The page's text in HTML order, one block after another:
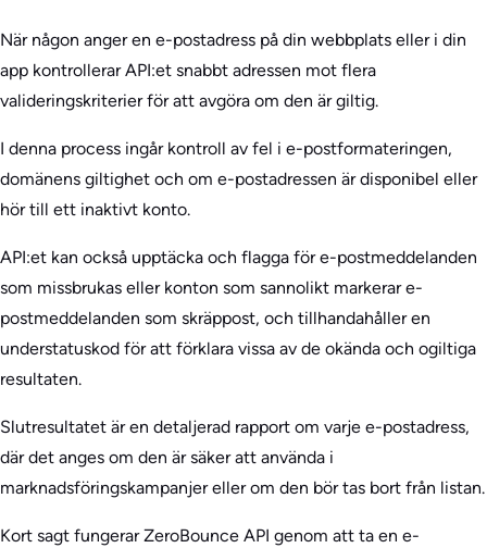
När någon anger en e-postadress på din webbplats eller i din
app kontrollerar API:et snabbt adressen mot flera
valideringskriterier för att avgöra om den är giltig.
I denna process ingår kontroll av fel i e-postformateringen,
domänens giltighet och om e-postadressen är disponibel eller
hör till ett inaktivt konto.
API:et kan också upptäcka och flagga för e-postmeddelanden
som missbrukas eller konton som sannolikt markerar e-
postmeddelanden som skräppost, och tillhandahåller en
understatuskod för att förklara vissa av de okända och ogiltiga
resultaten.
Slutresultatet är en detaljerad rapport om varje e-postadress,
där det anges om den är säker att använda i
marknadsföringskampanjer eller om den bör tas bort från listan.
Kort sagt fungerar ZeroBounce API genom att ta en e-